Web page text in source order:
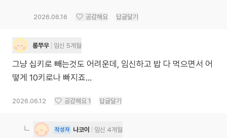
2026.06.16 공감해요 답글달기
롱쭈우 임신 5개월
그냥 십키로 빼는것도 어려운데, 임신하고 밥 다 먹으면서 어
떻게 10키로나 빠지죠...
2026.06.12 공감해요 1 답글달기
작성자 나코이 임신 4개월